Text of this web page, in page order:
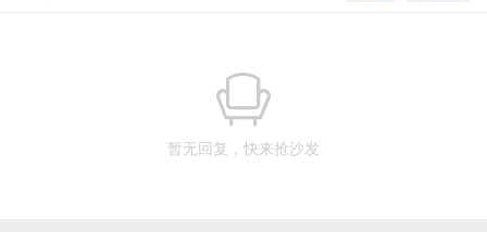
暂无回复，快来抢沙发